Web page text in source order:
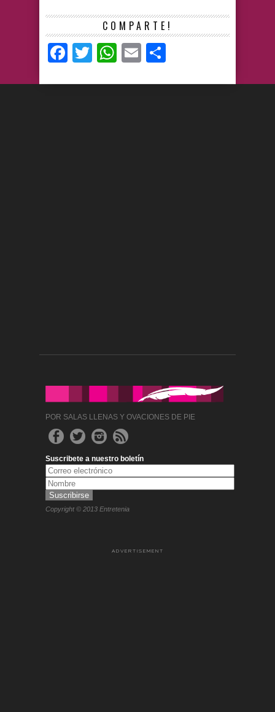
COMPARTE!
Facebook
TwitterWhatsApp
Email
POR SALAS LLENAS Y OVACIONES DE PIE
Suscribete a nuestro boletín
Copyright © 2013 Entretenia
ADVERTISEMENT